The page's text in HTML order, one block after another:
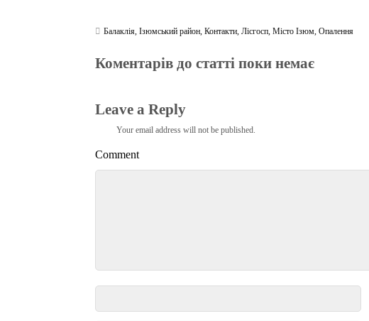
Балаклія,Ізюмський район,Контакти,Лісгосп,Місто Ізюм,Опалення
Коментарів до статті поки немає
Leave a Reply
Your email address will not be published.
Comment